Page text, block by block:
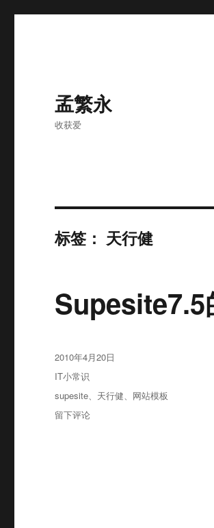
孟繁永
收获爱
标签： 天行健
Supesite7.5
发
布
2010年4月20日
分
IT小常识
标
签
supesite、 天行健、 网站模板
于
留下评论